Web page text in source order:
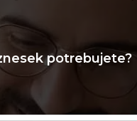
potrebujete?